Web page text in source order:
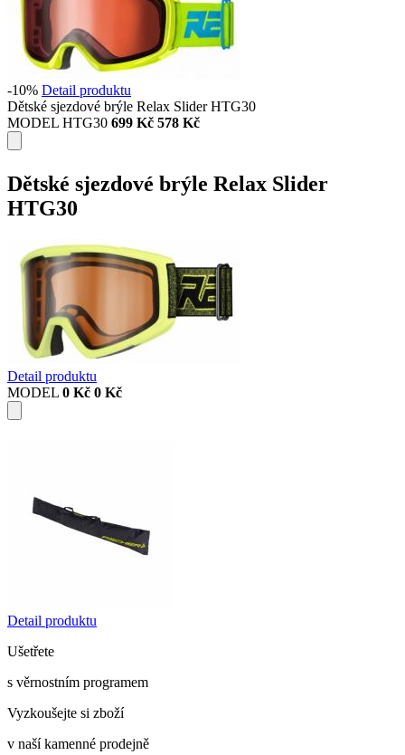
-10% Detail produktu
Dětské sjezdové brýle Relax Slider HTG30
MODEL HTG30 699 Kč 578 Kč
Dětské sjezdové brýle Relax Slider
HTG30
Detail produktu
MODEL 0 Kč 0 Kč
Detail produktu
Ušetřete
s věrnostním programem
Vyzkoušejte si zboží
v naší kamenné prodejně